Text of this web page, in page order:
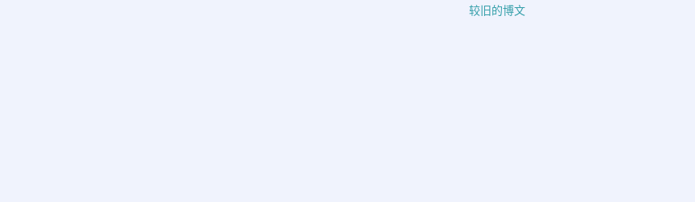
较旧的博文